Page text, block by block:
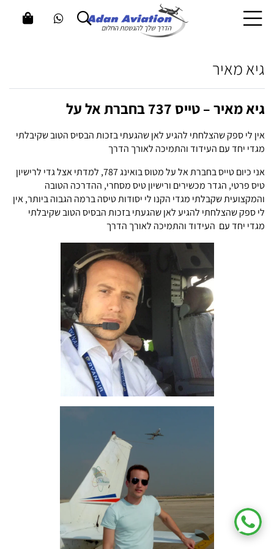
גיא מאיר
גיא מאיר – טייס 737 בחברת אל על
אין לי ספק שהצלחתי להגיע לאן שהגעתי בזכות הבסיס הטוב שקיבלתי
מגדי יחד עם העידוד והתמיכה לאורך הדרך
אני כיום טייס בחברת אל על מטוס בואינג 787, למדתי אצל גדי לרישיון
טיס פרטי, הגדר מכשירים ורישיון טיס מסחרי, ההדרכה הטובה
והמקצועית שקבלתי מגדי הקנו לי יסודות טיסה ברמה הגבוה ביותר, אין
לי ספק שהצלחתי להגיע לאן שהגעתי בזכות הבסיס הטוב שקיבלתי
מגדי יחד עם העידוד והתמיכה לאורך הדרך